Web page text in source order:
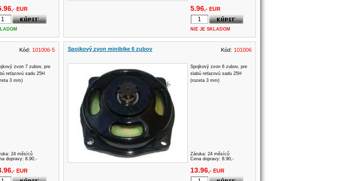
,- EUR 5.96,- EUR
NIE JE SKLADOM
Kód: 101006-5
zvon 7 zubov, pre
reťazovú sadu 25H
3 mm)
24 měsíců
dopravy: 8.90,-
,- EUR
Spojkový zvon minibike 6 zubov Kód: 101006
Spojkový zvon 6 zubov, pre
slabú reťazovú sadu 25H
(rozeta 3 mm)
Záruka: 24 měsíců
Cena dopravy: 8.90,-
13.96,- EUR